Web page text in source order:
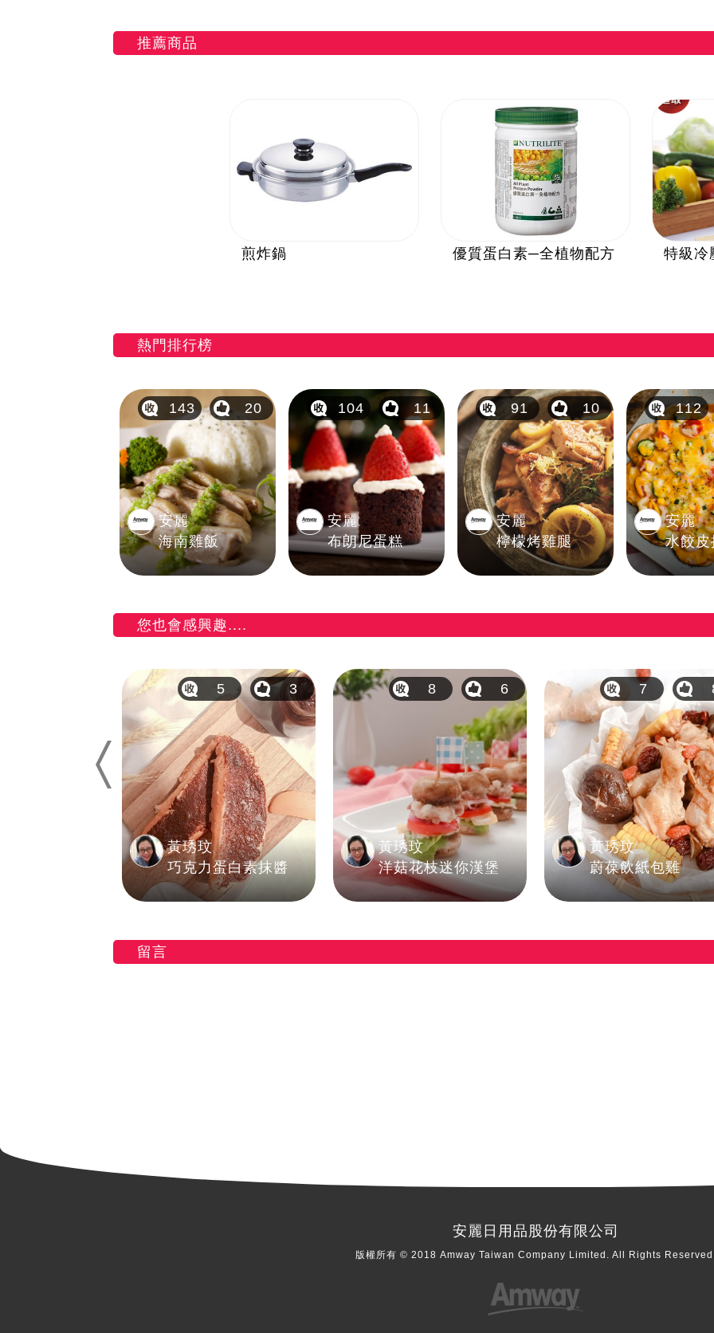
推薦商品
煎炸鍋 優質蛋白素─全植物配方 特級冷
熱門排行榜
安麗
海南雞飯
143 20
安麗
布朗尼蛋糕
104 11
安麗
檸檬烤雞腿
91 10
安麗
水餃皮
112
您也會感興趣....
Previous
黃琇玟
巧克力蛋白素抹醬
5 3
黃琇玟
洋菇花枝迷你漢堡
8 6
黃琇玟
蔚葆飲紙包雞
7
留言
安麗日用品股份有限公司
版權所有 © 2018 Amway Taiwan Company Limited. All Rights